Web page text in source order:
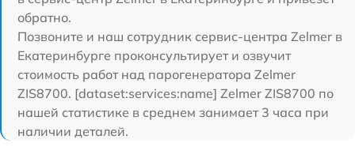
обратно.
Позвоните и наш сотрудник сервис-центра Zelmer в
Екатеринбурге проконсультирует и озвучит
стоимость работ над парогенератора Zelmer
ZIS8700. [dataset:services:name] Zelmer ZIS8700 по
нашей статистике в среднем занимает 3 часа при
наличии деталей.